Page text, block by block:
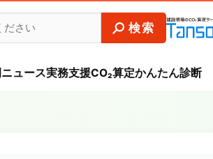
ニュース実務支援CO₂算定かんたん診断